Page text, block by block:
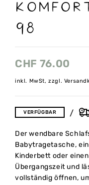
98
CHF 76.00
inkl. MwSt, zzgl.
VERFÜGBAR
Der wendbare
Babytragetasche,
Kinderbett oder
Übergangszeit und
vollständig öffnen,